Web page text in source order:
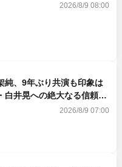
2026/8/9 08:00
純、9年ぶり共演も印象は
井晃への絶大なる信頼を
に挑む
2026/8/9 07:00